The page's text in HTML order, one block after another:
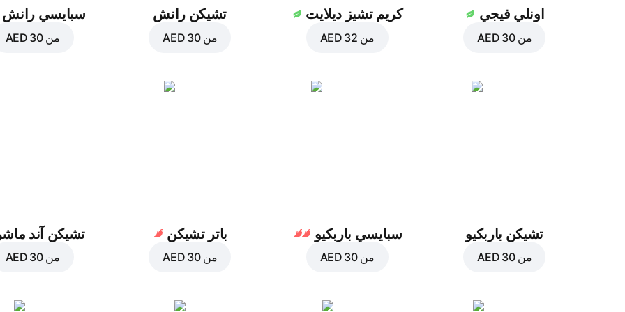
اونلي فيجي
منAED 30
كريم تشيز ديلايت
من AED 32
تشيكن رانش
منAED 30
سبايسي
منAED 30
تشيكن باربكيو
منAED 30
سبايسي باربكيو
منAED 30
باتر تشيكن
منAED 30
تشيكن آند
منAED 30